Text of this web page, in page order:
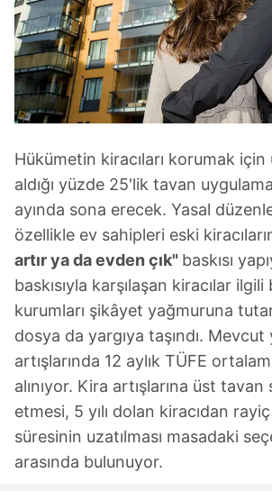
Hükümetin kiracıları korumak
aldığı yüzde 25'lik tavan
ayında sona erecek. Yasal
özellikle ev sahipleri eski
artır ya da evden çık" baskısı
baskısıyla karşılaşan kiracılar ilgili
kurumları şikâyet yağmuruna
dosya da yargıya taşındı.
artışlarında 12 aylık TÜFE
alınıyor. Kira artışlarına üst tavan
etmesi, 5 yılı dolan kiracıdan
süresinin uzatılması masadaki
arasında bulunuyor.